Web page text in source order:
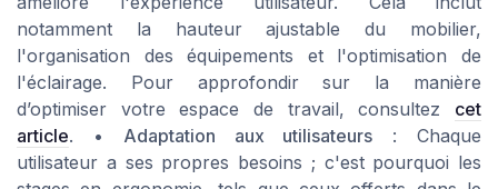
notamment la hauteur ajustable du mobilier,
l'organisation des équipements et l'optimisation de
l'éclairage. Pour approfondir sur la manière
d’optimiser votre espace de travail, consultez cet
article. • Adaptation aux utilisateurs : Chaque
utilisateur a ses propres besoins ; c'est pourquoi les